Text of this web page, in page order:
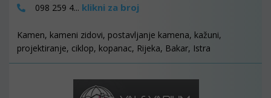
098 259 4... klikni za broj
Kamen, kameni zidovi, postavljanje kamena, kažuni,
projektiranje, ciklop, kopanac, Rijeka, Bakar, Istra